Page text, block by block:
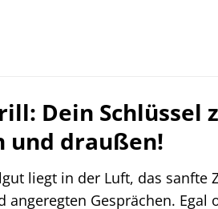
Dein
und draußen!
liegt in der Luft, das sanfte
Gesprächen. Egal